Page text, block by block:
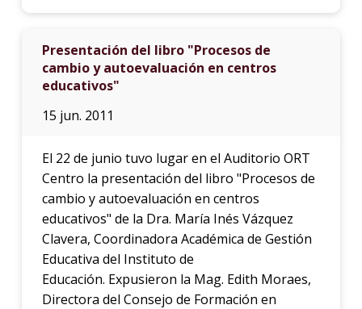
Presentación del libro "Procesos de
cambio y autoevaluación en centros
educativos"
15 jun. 2011
El 22 de junio tuvo lugar en el Auditorio ORT
Centro la presentación del libro "Procesos de
cambio y autoevaluación en centros
educativos" de la Dra. María Inés Vázquez
Clavera, Coordinadora Académica de Gestión
Educativa del Instituto de
Educación. Expusieron la Mag. Edith Moraes,
Directora del Consejo de Formación en